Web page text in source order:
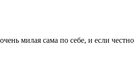
милая сама по себе, и если